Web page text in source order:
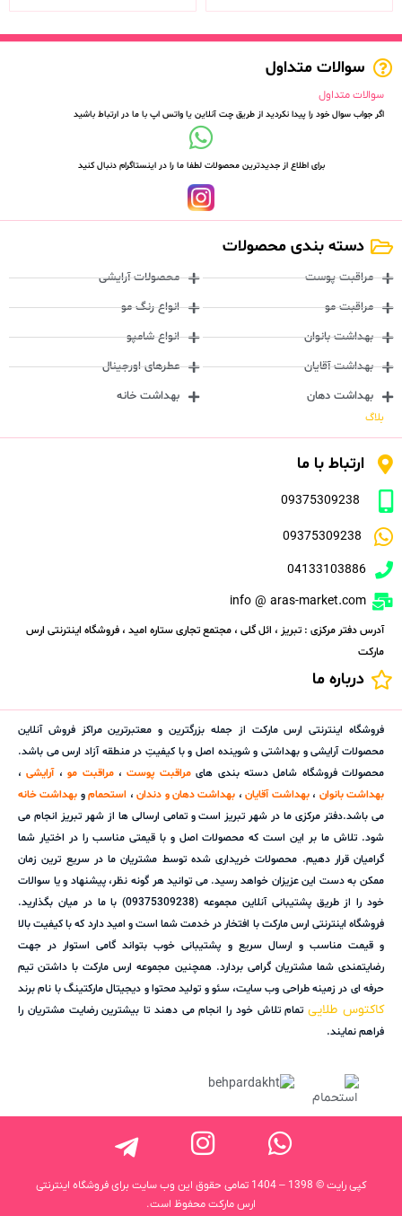
سوالات متداول
سوالات متداول
اگر جواب سوال خود را پیدا نکردید از طریق چت آنلاین یا واتس اپ با ما در ارتباط باشید
برای اطلاع از جدیدترین محصولات لطفا ما را در اینستاگرام دنبال کنید
دسته بندی محصولات
مراقبت پوست
مراقبت مو
بهداشت بانوان
بهداشت آقایان
بهداشت دهان
محصولات آرایشی
انواع رنگ مو
انواع شامپو
عطرهای اورجینال
بهداشت خانه
بلاگ
ارتباط با ما
09375309238
09375309238
04133103886
info @ aras-market.com
آدرس دفتر مرکزی : تبریز ، ائل گلی ، مجتمع تجاری ستاره امید ، فروشگاه اینترنتی ارس
مارکت
درباره ما
فروشگاه اینترنتی ارس مارکت از جمله بزرگترین و معتبرترین مراکز فروش آنلاین
محصولات آرایشی و بهداشتی و شوینده اصل و با کیفیتِ در منطقه آزاد ارس می باشد.
محصولات فروشگاه شامل دسته بندی هایمراقبت پوست،مراقبت مو،آرایشی،
بهداشت بانوان ،بهداشت آقایان، بهداشت دهان و دندان، استحمامو بهداشت خانه
می باشد.دفتر مرکزی ما در شهر تبریز است و تمامی ارسالی ها از شهر تبریز انجام می
شود. تلاش ما بر این است که محصولات اصل و با قیمتی مناسب را در اختیار شما
گرامیان قرار دهیم. محصولات خریداری شده توسط مشتریان ما در سریع ترین زمان
ممکن به دست این عزیزان خواهد رسید. می توانید هر گونه نظر، پیشنهاد و یا سوالات
خود را از طریق پشتیبانی آنلاین مجموعه (09375309238) با ما در میان بگذارید.
فروشگاه اینترنتی ارس مارکت با افتخار در خدمت شما است و امید دارد که با کیفیت بالا
و قیمت مناسب و ارسال سریع و پشتیبانی خوب بتواند گامی استوار در جهت
رضایتمندی شما مشتریان گرامی بردارد. همچنین مجموعه ارس مارکت با داشتن تیم
حرفه ای در زمینه طراحی وب سایت، سئو و تولید محتوا و دیجیتال مارکتینگ با نام برند
کاکتوس طلاییتمام تلاش خود را انجام می دهند تا بیشترین رضایت مشتریان را
فراهم نمایند.
کپی رایت © 1398 – 1404 تمامی حقوق این وب سایت برای فروشگاه اینترنتی
ارس مارکت محفوظ است.